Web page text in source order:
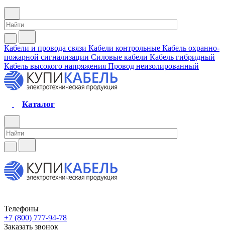
Кабели и провода связи Кабели контрольные Кабель охранно-
пожарной сигнализации Силовые кабели Кабель гибридный
Кабель высокого напряжения Провод неизолированный
Каталог
Телефоны
+7 (800) 777-94-78
Заказать звонок